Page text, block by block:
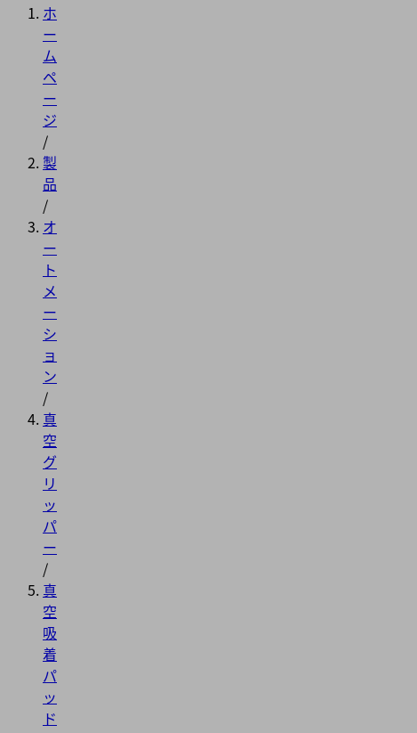
ホ
ー
ム
ペ
ー
ジ
/
製
品
/
オ
ー
ト
メ
ー
シ
ョ
ン
/
真
空
グ
リ
ッ
パ
ー
/
真
空
吸
着
パ
ッ
ド